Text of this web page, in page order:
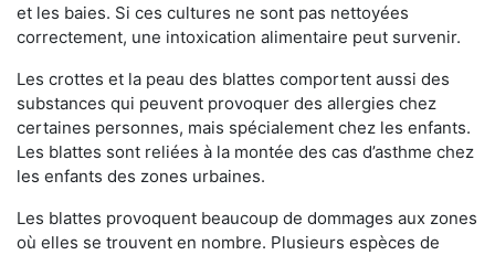
et les baies. Si ces cultures ne sont pas nettoyées
correctement, une intoxication alimentaire peut survenir.
Les crottes et la peau des blattes comportent aussi des
substances qui peuvent provoquer des allergies chez
certaines personnes, mais spécialement chez les enfants.
Les blattes sont reliées à la montée des cas d’asthme chez
les enfants des zones urbaines.
Les blattes provoquent beaucoup de dommages aux zones
où elles se trouvent en nombre. Plusieurs espèces de